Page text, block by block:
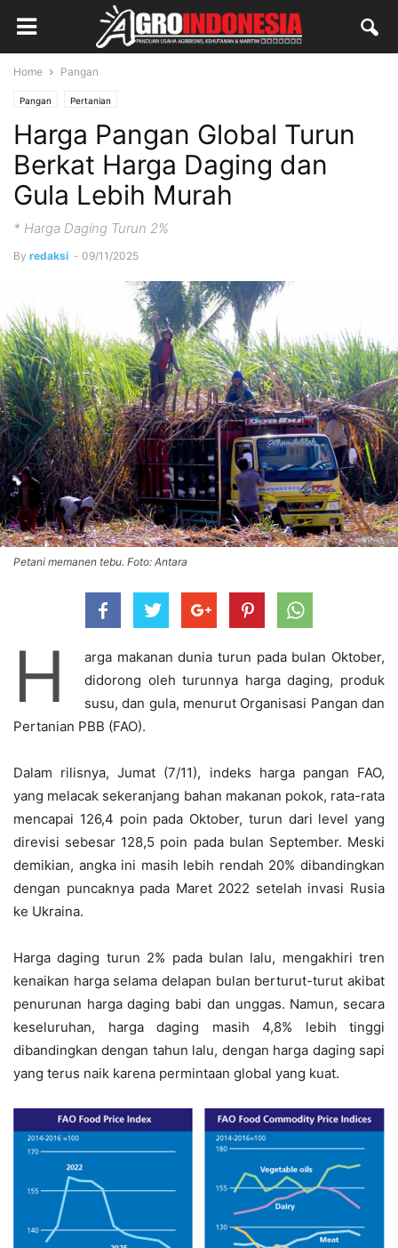
Home Pangan
Pangan Pertanian
Harga Pangan Global Turun
Berkat Harga Daging dan
Gula Lebih Murah
* Harga Daging Turun 2%
By redaksi - 09/11/2025
Petani memanen tebu. Foto: Antara
H
arga makanan dunia turun pada bulan Oktober,
didorong oleh turunnya harga daging, produk
susu, dan gula, menurut Organisasi Pangan dan
Pertanian PBB (FAO).
Dalam rilisnya, Jumat (7/11), indeks harga pangan FAO,
yang melacak sekeranjang bahan makanan pokok, rata-rata
mencapai 126,4 poin pada Oktober, turun dari level yang
direvisi sebesar 128,5 poin pada bulan September. Meski
demikian, angka ini masih lebih rendah 20% dibandingkan
dengan puncaknya pada Maret 2022 setelah invasi Rusia
ke Ukraina.
Harga daging turun 2% pada bulan lalu, mengakhiri tren
kenaikan harga selama delapan bulan berturut-turut akibat
penurunan harga daging babi dan unggas. Namun, secara
keseluruhan, harga daging masih 4,8% lebih tinggi
dibandingkan dengan tahun lalu, dengan harga daging sapi
yang terus naik karena permintaan global yang kuat.